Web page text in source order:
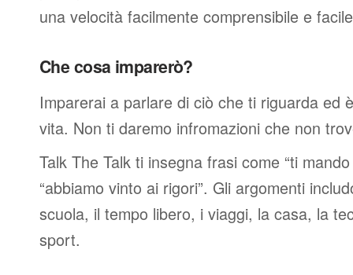
una velocità facilmente comprensibile e
Che cosa imparerò?
Imparerai a parlare di ciò che ti riguarda ed
vita. Non ti daremo infromazioni che non
Talk The Talk ti insegna frasi come “ti
“abbiamo vinto ai rigori”. Gli argomenti
scuola, il tempo libero, i viaggi, la casa, la
sport.